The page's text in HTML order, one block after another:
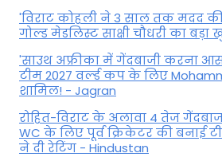
'विराट कोहली ने 3 साल तक मदद
गोल्ड मेडलिस्ट साक्षी चौधरी का बड़ा
'साउथ अफ्रीका में गेंदबाजी करना
टीम 2027 वर्ल्‍ड कप के लिए
शामिल! - Jagran
रोहित-विराट के अलावा 4 तेज
WC के लिए पूर्व क्रिकेटर की बनाई
ने दी रेटिंग - Hindustan